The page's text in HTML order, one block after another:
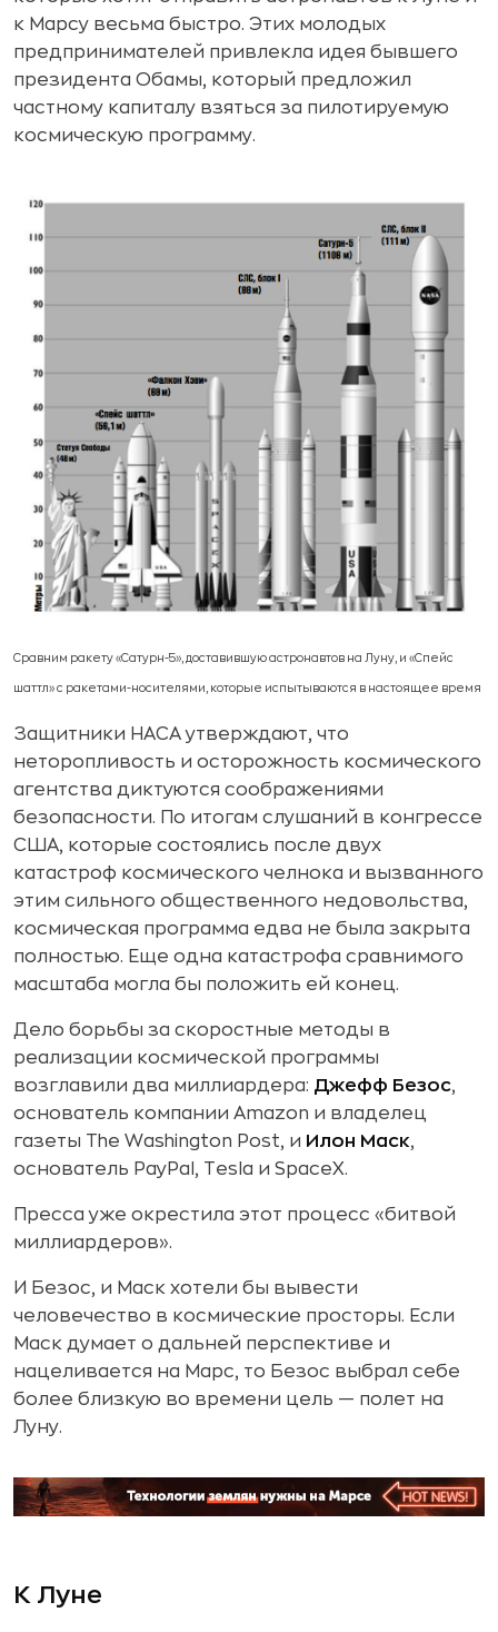
к Марсу весьма быстро. Этих молодых
предпринимателей привлекла идея бывшего
президента Обамы, который предложил
частному капиталу взяться за пилотируемую
космическую программу.
Сравним ракету «Сатурн-5», доставившую астронавтов на Луну, и «Спейс
шаттл» с ракетами-носителями, которые испытываются в настоящее время
Защитники НАСА утверждают, что
неторопливость и осторожность космического
агентства диктуются соображениями
безопасности. По итогам слушаний в конгрессе
США, которые состоялись после двух
катастроф космического челнока и вызванного
этим сильного общественного недовольства,
космическая программа едва не была закрыта
полностью. Еще одна катастрофа сравнимого
масштаба могла бы положить ей конец.
Дело борьбы за скоростные методы в
реализации космической программы
возглавили два миллиардера: Джефф Безос,
основатель компании Amazon и владелец
газеты The Washington Post, и Илон Маск,
основатель PayPal, Tesla и SpaceX.
Пресса уже окрестила этот процесс «битвой
миллиардеров».
И Безос, и Маск хотели бы вывести
человечество в космические просторы. Если
Маск думает о дальней перспективе и
нацеливается на Марс, то Безос выбрал себе
более близкую во времени цель — полет на
Луну.
К Луне